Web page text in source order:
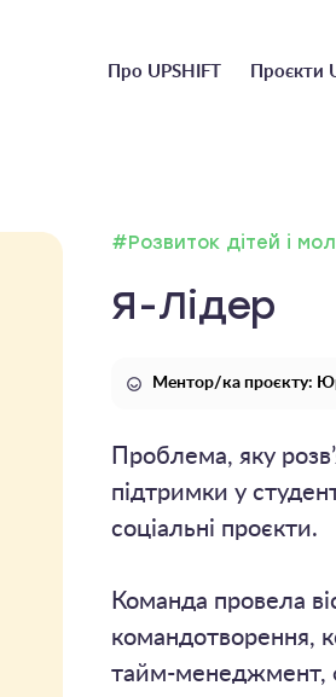
Головне
Про UPSHIFT Проєкти
#Розвиток дітей і
Я-Лідер
Ментор/ка проєкту:
Проблема, яку
підтримки у
соціальні проєкти.
Команда провела
командотворення,
тайм-менеджмент,